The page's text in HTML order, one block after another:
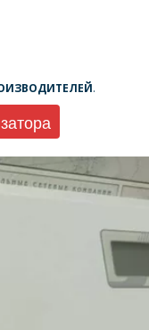
.